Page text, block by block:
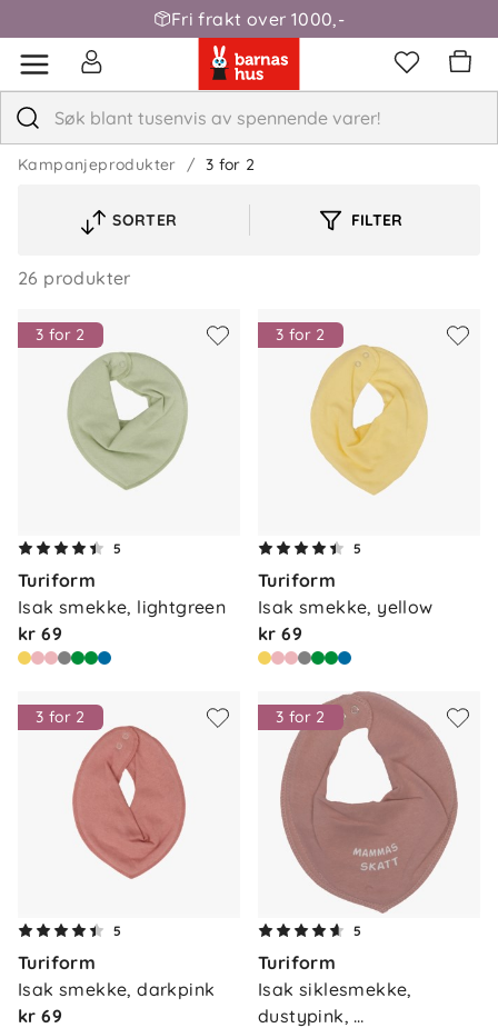
Fri frakt over 1000,-
Kampanjeprodukter 3 for 2
SORTER FILTER
26 produkter
3 for 2
5
Turiform
Isak smekke, lightgreen
kr 69
3 for 2
5
Turiform
Isak smekke, yellow
kr 69
3 for 2
5
Turiform
Isak smekke, darkpink
kr 69
3 for 2
5
Turiform
Isak siklesmekke,
dustypink,